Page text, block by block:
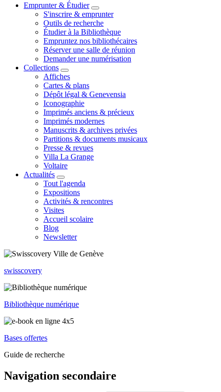
Emprunter & Étudier
S'inscrire & emprunter
Outils de recherche
Étudier à la Bibliothèque
Empruntez nos bibliothécaires
Réserver une salle de réunion
Demander une numérisation
Collections
Affiches
Cartes & plans
Dépôt légal & Genevensia
Iconographie
Imprimés anciens & précieux
Imprimés modernes
Manuscrits & archives privées
Partitions & documents musicaux
Presse & revues
Villa La Grange
Voltaire
Actualités
Tout l'agenda
Expositions
Activités & rencontres
Visites
Accueil scolaire
Blog
Newsletter
swisscovery
Bibliothèque numérique
Bases offertes
Guide de recherche
Navigation secondaire